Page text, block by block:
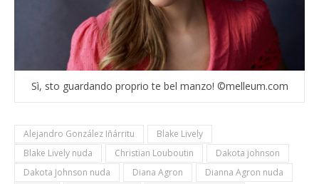
Sì, sto guardando proprio te bel manzo! ©melleum.com
Alejandro González Iñárritu
Blake Lively
Blake Lively nuda
Christian Louboutin
Dakota johnson
Dakota Johnson nuda
Diana Agron
Dianna Agron nuda